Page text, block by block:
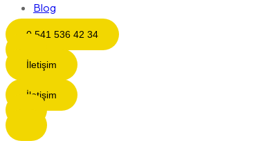
Blog
0 541 536 42 34
İletişim
İletişim